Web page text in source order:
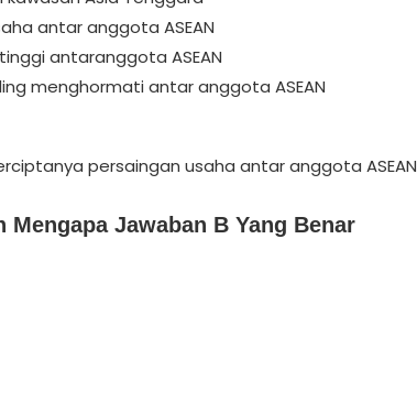
antar anggota ASEAN
antaranggota ASEAN
menghormati antar anggota ASEAN
persaingan usaha antar anggota ASEAN
Mengapa Jawaban B Yang Benar